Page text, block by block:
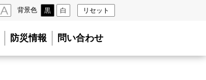
背景色 黒 白 リセット
防災情報 問い合わせ